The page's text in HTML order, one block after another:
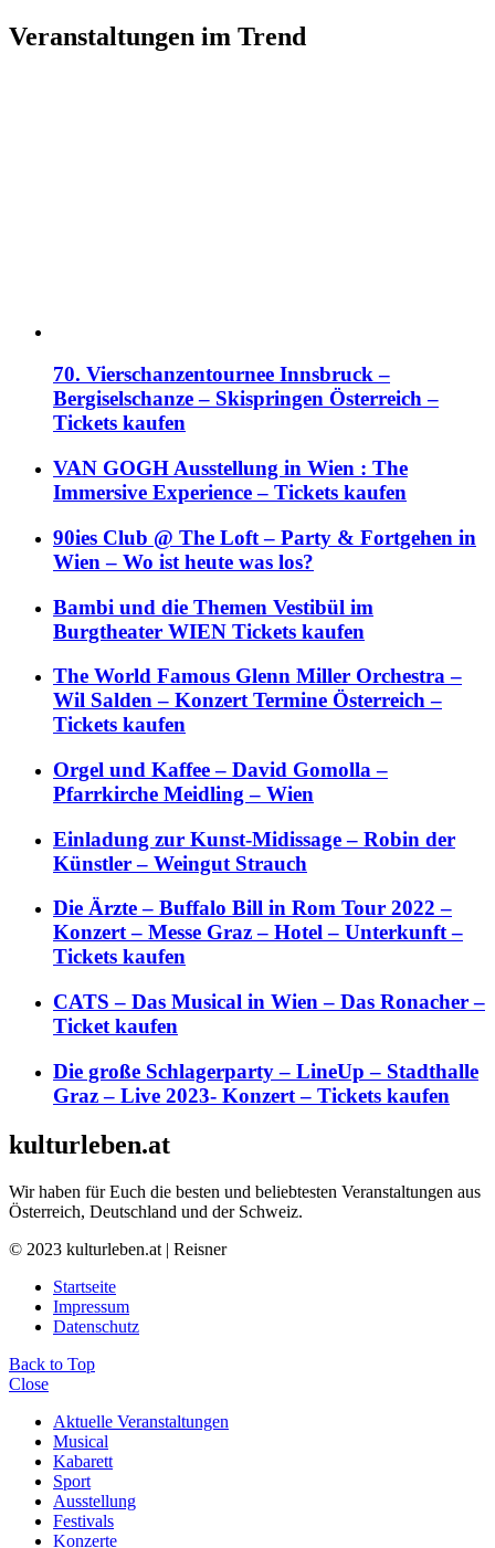
Veranstaltungen im Trend
70. Vierschanzentournee Innsbruck –
Bergiselschanze – Skispringen Österreich –
Tickets kaufen
VAN GOGH Ausstellung in Wien : The
Immersive Experience – Tickets kaufen
90ies Club @ The Loft – Party & Fortgehen in
Wien – Wo ist heute was los?
Bambi und die Themen Vestibül im
Burgtheater WIEN Tickets kaufen
The World Famous Glenn Miller Orchestra –
Wil Salden – Konzert Termine Österreich –
Tickets kaufen
Orgel und Kaffee – David Gomolla –
Pfarrkirche Meidling – Wien
Einladung zur Kunst-Midissage – Robin der
Künstler – Weingut Strauch
Die Ärzte – Buffalo Bill in Rom Tour 2022 –
Konzert – Messe Graz – Hotel – Unterkunft –
Tickets kaufen
CATS – Das Musical in Wien – Das Ronacher –
Ticket kaufen
Die große Schlagerparty – LineUp – Stadthalle
Graz – Live 2023- Konzert – Tickets kaufen
kulturleben.at
Wir haben für Euch die besten und beliebtesten Veranstaltungen aus
Österreich, Deutschland und der Schweiz.
© 2023 kulturleben.at | Reisner
Startseite
Impressum
Datenschutz
Back to Top
Close
Aktuelle Veranstaltungen
Musical
Kabarett
Sport
Ausstellung
Festivals
Konzerte